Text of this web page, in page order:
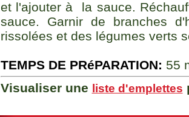
et l'ajouter à la sauce.
sauce. Garnir de branches
rissolées et des légumes verts
TEMPS DE PRéPARATION: 55
Visualiser une liste d'emplettes